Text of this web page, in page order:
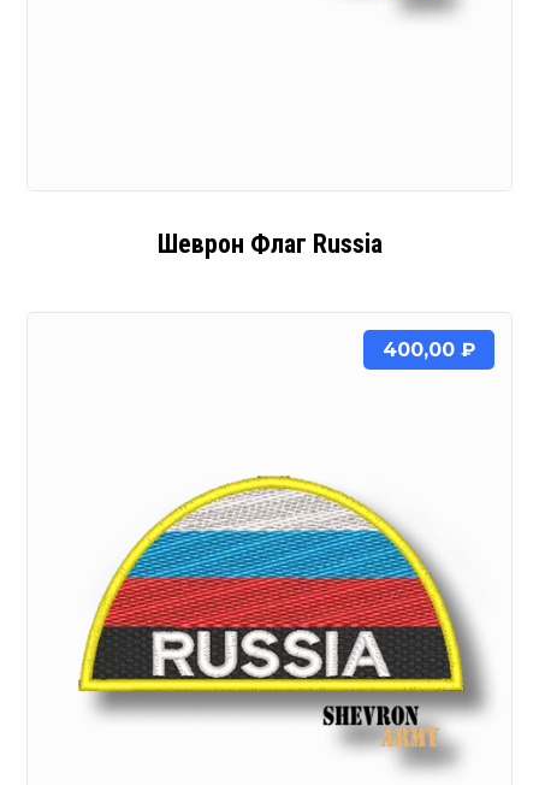
Шеврон Флаг Russia
400,00 ₽